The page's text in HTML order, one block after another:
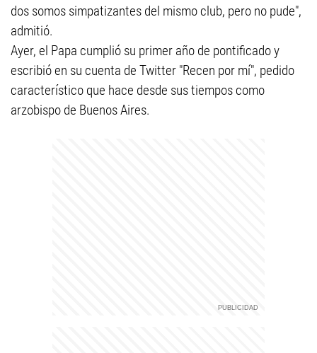
dos somos simpatizantes del mismo club, pero no pude",
admitió.
Ayer, el Papa cumplió su primer año de pontificado y
escribió en su cuenta de Twitter "Recen por mí", pedido
característico que hace desde sus tiempos como
arzobispo de Buenos Aires.